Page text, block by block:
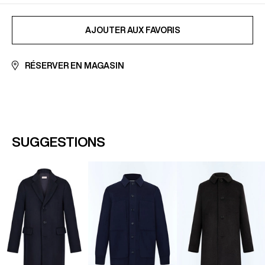
archives et outlet - sous 30 jours
AJOUTER AUX FAVORIS
RÉSERVER EN MAGASIN
SUGGESTIONS